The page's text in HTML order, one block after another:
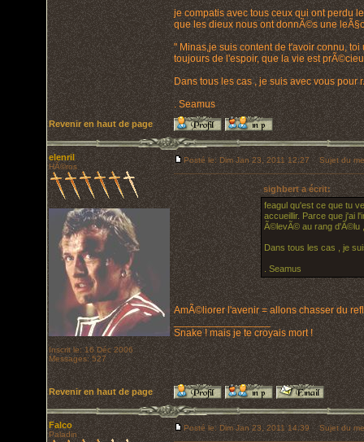
je compatis avec tous ceux qui ont perdu
que les dieux nous ont donnÃ©s une
" Minas,je suis content de t'avoir connu,
toujours de l'espoir, que la vie est
Dans tous les cas , je suis avec vous
. Seamus
Revenir en haut de page
elenril
HÃ©ros
Inscrit le: 16 Déc 2006
Messages: 527
Posté le: Dim Jan 23, 2011 12:27 Sujet du
sighbert a écrit:
feagul qu'est ce que tu
accueillir. Parce que j'ai
Ã©levÃ© au rang d'Ã©lu
Dans tous les cas , je
. Seamus
AmÃ©liorer l'avenir = allons chasser du
_________________
Snake ! mais je te croyais mort !
Revenir en haut de page
Falco
Paladin
Posté le: Dim Jan 23, 2011 14:39 Sujet du